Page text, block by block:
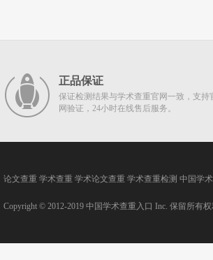
正品保证
保证检测结果与学术查重官网一致，支持
网验证，24小时在线售后服务。
论文查重 学术查重 学术论文查重 学术查重检测 中国学
Copyright © 2012-2019 中国学术查重入口 Inc. 保留所有权